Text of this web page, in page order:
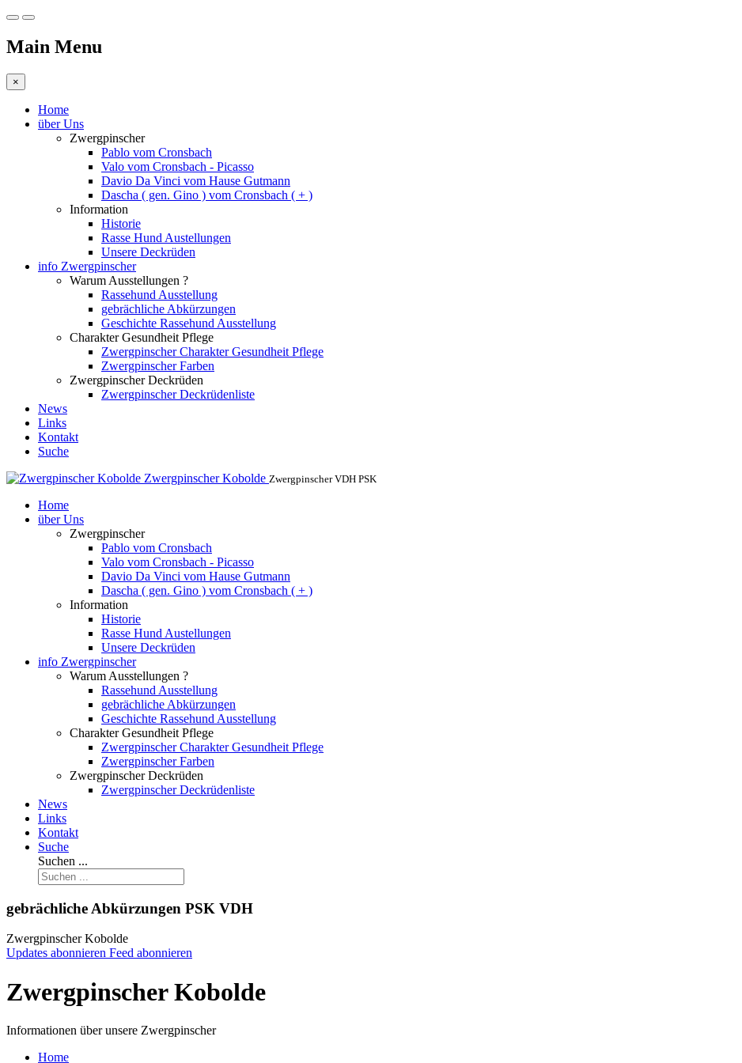
Main Menu
×
Home
über Uns
Zwergpinscher
Pablo vom Cronsbach
Valo vom Cronsbach - Picasso
Davio Da Vinci vom Hause Gutmann
Dascha ( gen. Gino ) vom Cronsbach ( + )
Information
Historie
Rasse Hund Austellungen
Unsere Deckrüden
info Zwergpinscher
Warum Ausstellungen ?
Rassehund Ausstellung
gebrächliche Abkürzungen
Geschichte Rassehund Ausstellung
Charakter Gesundheit Pflege
Zwergpinscher Charakter Gesundheit Pflege
Zwergpinscher Farben
Zwergpinscher Deckrüden
Zwergpinscher Deckrüdenliste
News
Links
Kontakt
Suche
Zwergpinscher Kobolde Zwergpinscher VDH PSK
Home
über Uns
Zwergpinscher
Pablo vom Cronsbach
Valo vom Cronsbach - Picasso
Davio Da Vinci vom Hause Gutmann
Dascha ( gen. Gino ) vom Cronsbach ( + )
Information
Historie
Rasse Hund Austellungen
Unsere Deckrüden
info Zwergpinscher
Warum Ausstellungen ?
Rassehund Ausstellung
gebrächliche Abkürzungen
Geschichte Rassehund Ausstellung
Charakter Gesundheit Pflege
Zwergpinscher Charakter Gesundheit Pflege
Zwergpinscher Farben
Zwergpinscher Deckrüden
Zwergpinscher Deckrüdenliste
News
Links
Kontakt
Suche
Suchen ...
gebrächliche Abkürzungen PSK VDH
Zwergpinscher Kobolde
Updates abonnieren Feed abonnieren
Zwergpinscher Kobolde
Informationen über unsere Zwergpinscher
Home